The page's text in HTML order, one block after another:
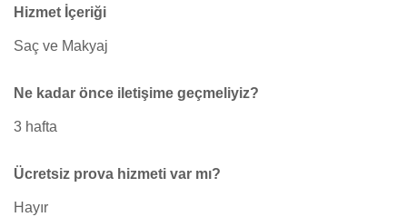
Hizmet İçeriği
Saç ve Makyaj
Ne kadar önce iletişime geçmeliyiz?
3 hafta
Ücretsiz prova hizmeti var mı?
Hayır